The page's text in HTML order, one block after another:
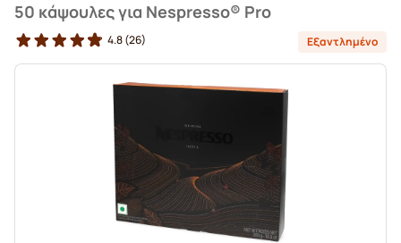
50 κάψουλες για Nespresso® Pro
4.8(26) Εξαντλημένο